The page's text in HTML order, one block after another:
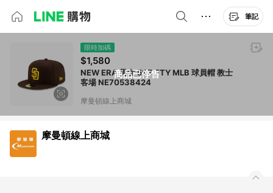
筆記
商品已停售
限時加碼
$1,580
NEW ERA 男女 59FIFTY MLB 球員帽 教士
客場 NE70538424
摩曼頓線上商城
摩曼頓線上商城